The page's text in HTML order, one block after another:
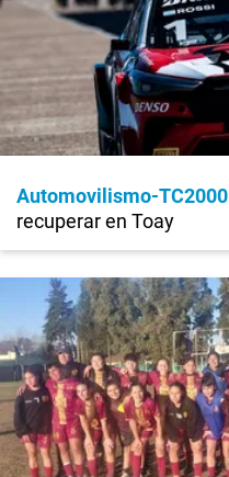
Automovilismo-TC2000
recuperar en Toay